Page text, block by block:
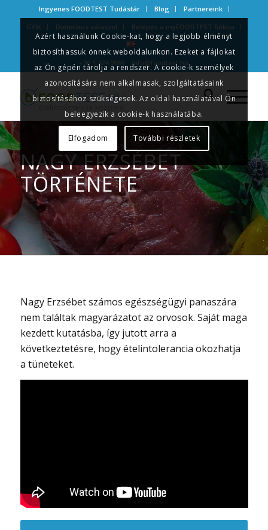
Ingyenes FOODTEST Tudástár Blog
Partnereink
GYIK
Dietetikus válaszol Belépés a myFOODTEST fiókba
+36 1 424 0969 info@foodtest.hu
NAGY ERZSÉBET
TÖRTÉNETE
Nagy Erzsébet számos egészségügyi panaszára
nem találtak magyarázatot az orvosok. Saját maga
kezdett kutatásba, így jutott arra a
következtetésre, hogy ételintolerancia okozhatja
a tüneteket.
Azért használunk Cookie-kat, hogy a legjobb élményt
biztosíthassuk önnek weboldalunkon. Ezeket a fájlokat
az Ön gépén tárolja a rendszer. A cookie-k személyek
azonosítására nem alkalmasak, szolgáltatásaink
biztosításához szükségesek. Az oldal használatával Ön
beleegyezik a cookie-k használatába.
Elfogadom További részletek